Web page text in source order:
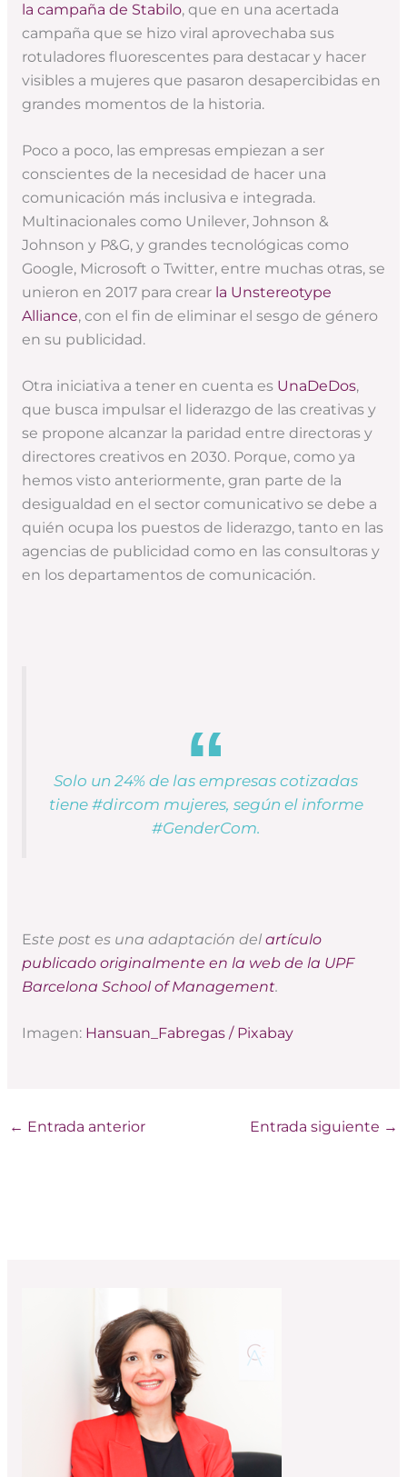
la campaña de Stabilo, que en una acertada
campaña que se hizo viral aprovechaba sus
rotuladores fluorescentes para destacar y hacer
visibles a mujeres que pasaron desapercibidas en
grandes momentos de la historia.
Poco a poco, las empresas empiezan a ser
conscientes de la necesidad de hacer una
comunicación más inclusiva e integrada.
Multinacionales como Unilever, Johnson &
Johnson y P&G, y grandes tecnológicas como
Google, Microsoft o Twitter, entre muchas otras, se
unieron en 2017 para crear la Unstereotype
Alliance, con el fin de eliminar el sesgo de género
en su publicidad.
Otra iniciativa a tener en cuenta es UnaDeDos,
que busca impulsar el liderazgo de las creativas y
se propone alcanzar la paridad entre directoras y
directores creativos en 2030. Porque, como ya
hemos visto anteriormente, gran parte de la
desigualdad en el sector comunicativo se debe a
quién ocupa los puestos de liderazgo, tanto en las
agencias de publicidad como en las consultoras y
en los departamentos de comunicación.
Solo un 24% de las empresas cotizadas
tiene #dircom mujeres, según el informe
#GenderCom.
Este post es una adaptación del artículo
publicado originalmente en la web de la UPF
Barcelona School of Management.
Imagen: Hansuan _Fabregas / Pixabay
← Entrada anterior Entrada siguiente →